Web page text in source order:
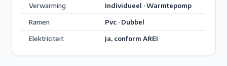
Verwarming
Individueel · Warmtepomp
Ramen
Pvc · Dubbel
Elektriciteit
Ja, conform AREI